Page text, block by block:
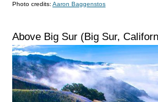
Photo credits: Aaron Baggenstos
Above Big Sur (Big Sur,